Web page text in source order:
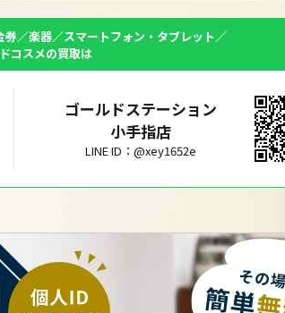
／楽器／スマートフォン・タブレット／
コスメの買取は
ゴールドステーション
小手指店
LINE ID：@xey1652e